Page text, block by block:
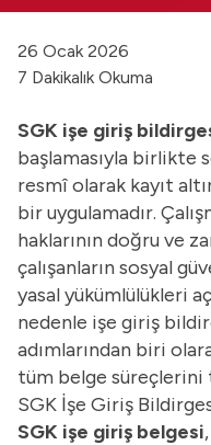
26 Ocak 2026
7 Dakikalık Okuma
SGK işe giriş
başlamasıyla birlikte
resmî olarak kayıt
bir uygulamadır.
haklarının doğru ve
çalışanların sosyal
yasal yükümlülükleri
nedenle işe giriş
adımlarından biri
tüm belge
SGK İşe Giriş
SGK işe giriş belgesi